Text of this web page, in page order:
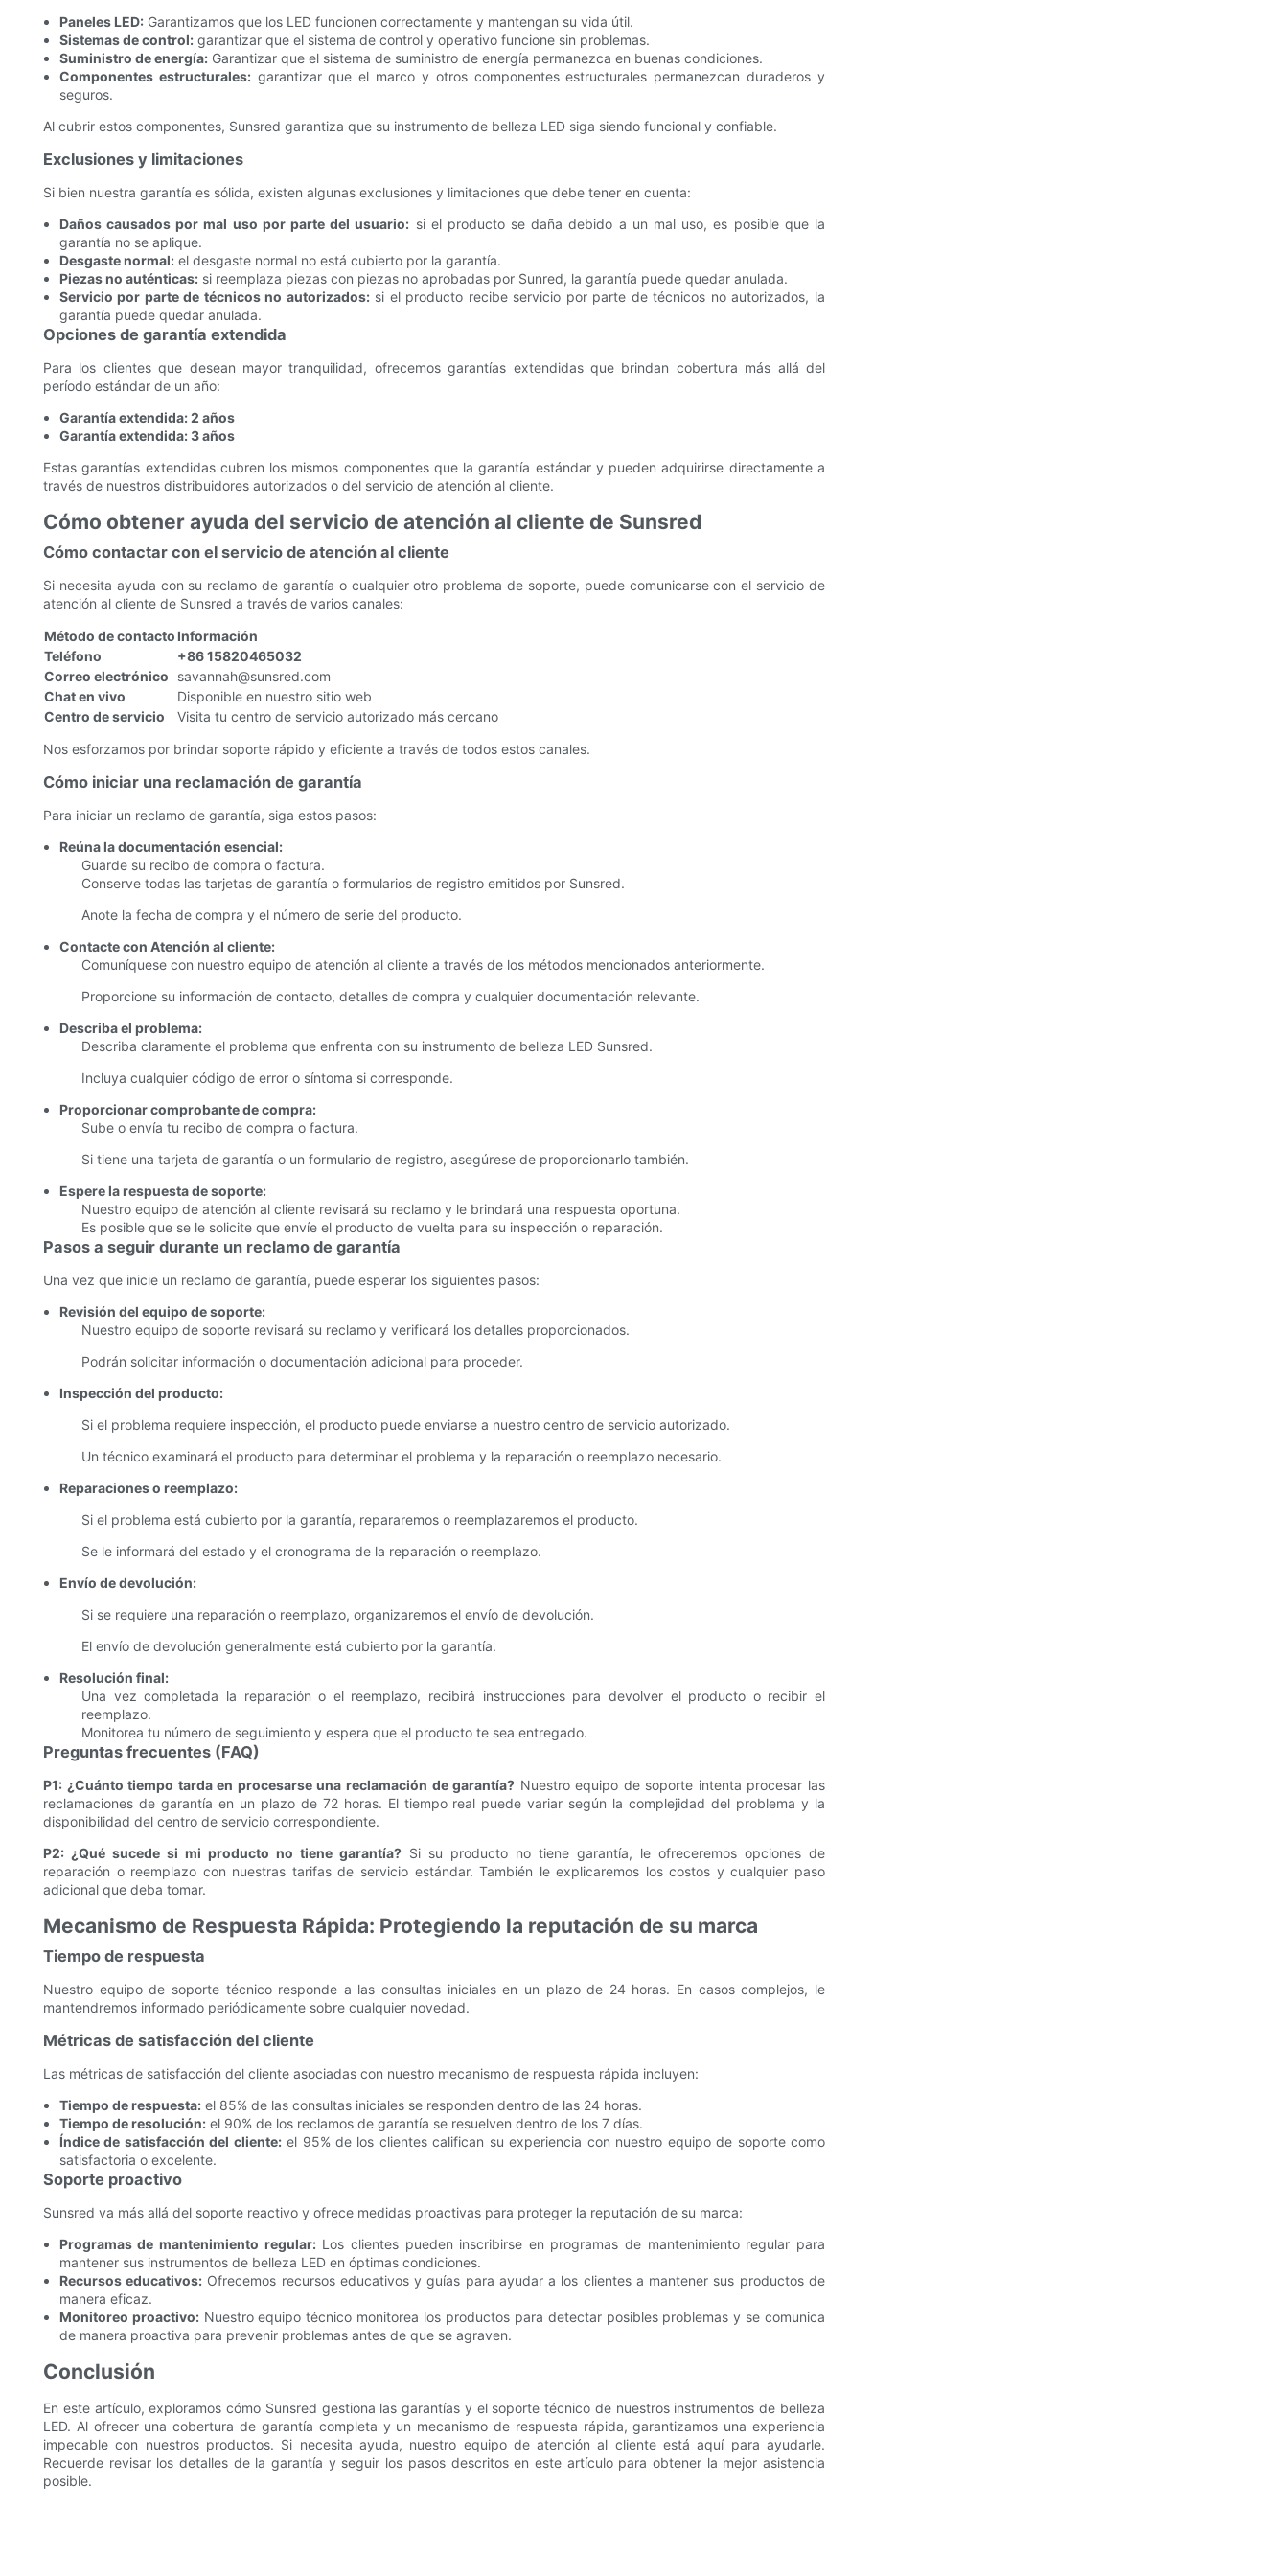
Paneles LED:Garantizamos que los LED funcionen correctamente y mantengan su vida útil.
Sistemas de control:garantizar que el sistema de control y operativo funcione sin problemas.
Suministro de energía:Garantizar que el sistema de suministro de energía permanezca en buenas condiciones.
Componentes estructurales:garantizar que el marco y otros componentes estructurales permanezcan duraderos y
seguros.
Al cubrir estos componentes, Sunsred garantiza que su instrumento de belleza LED siga siendo funcional y confiable.
Exclusiones y limitaciones
Si bien nuestra garantía es sólida, existen algunas exclusiones y limitaciones que debe tener en cuenta:
Daños causados ​​por mal uso por parte del usuario: si el producto se daña debido a un mal uso, es posible que la
garantía no se aplique.
Desgaste normal:el desgaste normal no está cubierto por la garantía.
Piezas no auténticas:si reemplaza piezas con piezas no aprobadas por Sunred, la garantía puede quedar anulada.
Servicio por parte de técnicos no autorizados:si el producto recibe servicio por parte de técnicos no autorizados, la
garantía puede quedar anulada.
Opciones de garantía extendida
Para los clientes que desean mayor tranquilidad, ofrecemos garantías extendidas que brindan cobertura más allá del
período estándar de un año:
Garantía extendida: 2 años
Garantía extendida: 3 años
Estas garantías extendidas cubren los mismos componentes que la garantía estándar y pueden adquirirse directamente a
través de nuestros distribuidores autorizados o del servicio de atención al cliente.
Cómo obtener ayuda del servicio de atención al cliente de Sunsred
Cómo contactar con el servicio de atención al cliente
Si necesita ayuda con su reclamo de garantía o cualquier otro problema de soporte, puede comunicarse con el servicio de
atención al cliente de Sunsred a través de varios canales:
Método de contacto Información
Teléfono
+86 15820465032
Correo electrónico
savannah@sunsred.com
Chat en vivo
Disponible en nuestro sitio web
Centro de servicio
Visita tu centro de servicio autorizado más cercano
Nos esforzamos por brindar soporte rápido y eficiente a través de todos estos canales.
Cómo iniciar una reclamación de garantía
Para iniciar un reclamo de garantía, siga estos pasos:
Reúna la documentación esencial:
Guarde su recibo de compra o factura.
Conserve todas las tarjetas de garantía o formularios de registro emitidos por Sunsred.
Anote la fecha de compra y el número de serie del producto.
Contacte con Atención al cliente:
Comuníquese con nuestro equipo de atención al cliente a través de los métodos mencionados anteriormente.
Proporcione su información de contacto, detalles de compra y cualquier documentación relevante.
Describa el problema:
Describa claramente el problema que enfrenta con su instrumento de belleza LED Sunsred.
Incluya cualquier código de error o síntoma si corresponde.
Proporcionar comprobante de compra:
Sube o envía tu recibo de compra o factura.
Si tiene una tarjeta de garantía o un formulario de registro, asegúrese de proporcionarlo también.
Espere la respuesta de soporte:
Nuestro equipo de atención al cliente revisará su reclamo y le brindará una respuesta oportuna.
Es posible que se le solicite que envíe el producto de vuelta para su inspección o reparación.
Pasos a seguir durante un reclamo de garantía
Una vez que inicie un reclamo de garantía, puede esperar los siguientes pasos:
Revisión del equipo de soporte:
Nuestro equipo de soporte revisará su reclamo y verificará los detalles proporcionados.
Podrán solicitar información o documentación adicional para proceder.
Inspección del producto:
Si el problema requiere inspección, el producto puede enviarse a nuestro centro de servicio autorizado.
Un técnico examinará el producto para determinar el problema y la reparación o reemplazo necesario.
Reparaciones o reemplazo:
Si el problema está cubierto por la garantía, repararemos o reemplazaremos el producto.
Se le informará del estado y el cronograma de la reparación o reemplazo.
Envío de devolución:
Si se requiere una reparación o reemplazo, organizaremos el envío de devolución.
El envío de devolución generalmente está cubierto por la garantía.
Resolución final:
Una vez completada la reparación o el reemplazo, recibirá instrucciones para devolver el producto o recibir el
reemplazo.
Monitorea tu número de seguimiento y espera que el producto te sea entregado.
Preguntas frecuentes (FAQ)
P1: ¿Cuánto tiempo tarda en procesarse una reclamación de garantía? Nuestro equipo de soporte intenta procesar las
reclamaciones de garantía en un plazo de 72 horas. El tiempo real puede variar según la complejidad del problema y la
disponibilidad del centro de servicio correspondiente.
P2: ¿Qué sucede si mi producto no tiene garantía? Si su producto no tiene garantía, le ofreceremos opciones de
reparación o reemplazo con nuestras tarifas de servicio estándar. También le explicaremos los costos y cualquier paso
adicional que deba tomar.
Mecanismo de Respuesta Rápida: Protegiendo la reputación de su marca
Tiempo de respuesta
Nuestro equipo de soporte técnico responde a las consultas iniciales en un plazo de 24 horas. En casos complejos, le
mantendremos informado periódicamente sobre cualquier novedad.
Métricas de satisfacción del cliente
Las métricas de satisfacción del cliente asociadas con nuestro mecanismo de respuesta rápida incluyen:
Tiempo de respuesta:el 85% de las consultas iniciales se responden dentro de las 24 horas.
Tiempo de resolución:el 90% de los reclamos de garantía se resuelven dentro de los 7 días.
Índice de satisfacción del cliente:el 95% de los clientes califican su experiencia con nuestro equipo de soporte como
satisfactoria o excelente.
Soporte proactivo
Sunsred va más allá del soporte reactivo y ofrece medidas proactivas para proteger la reputación de su marca:
Programas de mantenimiento regular:Los clientes pueden inscribirse en programas de mantenimiento regular para
mantener sus instrumentos de belleza LED en óptimas condiciones.
Recursos educativos: Ofrecemos recursos educativos y guías para ayudar a los clientes a mantener sus productos de
manera eficaz.
Monitoreo proactivo:Nuestro equipo técnico monitorea los productos para detectar posibles problemas y se comunica
de manera proactiva para prevenir problemas antes de que se agraven.
Conclusión
En este artículo, exploramos cómo Sunsred gestiona las garantías y el soporte técnico de nuestros instrumentos de belleza
LED. Al ofrecer una cobertura de garantía completa y un mecanismo de respuesta rápida, garantizamos una experiencia
impecable con nuestros productos. Si necesita ayuda, nuestro equipo de atención al cliente está aquí para ayudarle.
Recuerde revisar los detalles de la garantía y seguir los pasos descritos en este artículo para obtener la mejor asistencia
posible.